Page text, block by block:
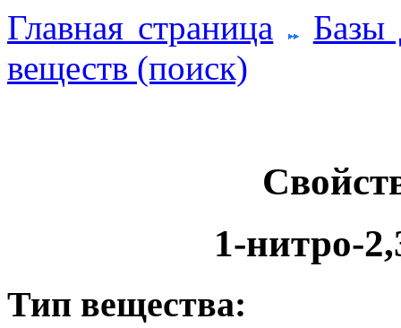
Главная страница
Базы
веществ (поиск)
1-нитро-
Тип вещества: